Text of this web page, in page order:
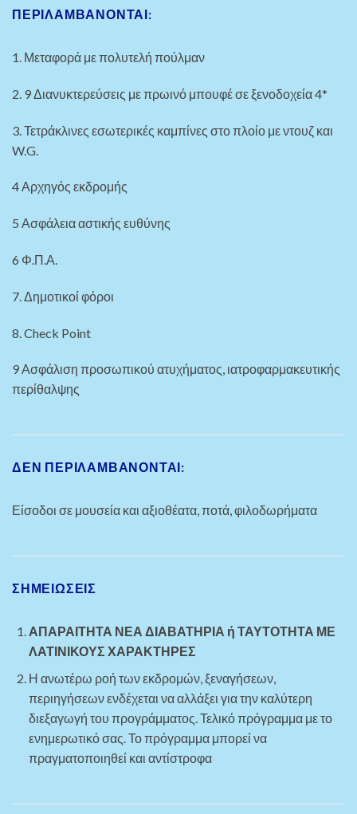
ΠΕΡΙΛΑΜΒΑΝΟΝΤΑΙ:
1. Μεταφορά με πολυτελή πούλμαν
2. 9 Διανυκτερεύσεις με πρωινό μπουφέ σε ξενοδοχεία 4*
3. Τετράκλινες εσωτερικές καμπίνες στο πλοίο με ντουζ και
W.G.
4 Αρχηγός εκδρομής
5 Ασφάλεια αστικής ευθύνης
6 Φ.Π.Α.
7. Δημοτικοί φόροι
8. Check Point
9 Ασφάλιση προσωπικού ατυχήματος, ιατροφαρμακευτικής
περίθαλψης
ΔΕΝ ΠΕΡΙΛΑΜΒΑΝΟΝΤΑΙ:
Είσοδοι σε μουσεία και αξιοθέατα, ποτά, φιλοδωρήματα
ΣΗΜΕΙΏΣΕΙΣ
ΑΠΑΡΑΙΤΗΤΑ ΝΕΑ ΔΙΑΒΑΤΗΡΙΑ ή ΤΑΥΤΟΤΗΤΑ ΜΕ
ΛΑΤΙΝΙΚΟΥΣ ΧΑΡΑΚΤΗΡΕΣ
Η ανωτέρω ροή των εκδρομών, ξεναγήσεων,
περιηγήσεων ενδέχεται να αλλάξει για την καλύτερη
διεξαγωγή του προγράμματος. Τελικό πρόγραμμα με το
ενημερωτικό σας. Το πρόγραμμα μπορεί να
πραγματοποιηθεί και αντίστροφα